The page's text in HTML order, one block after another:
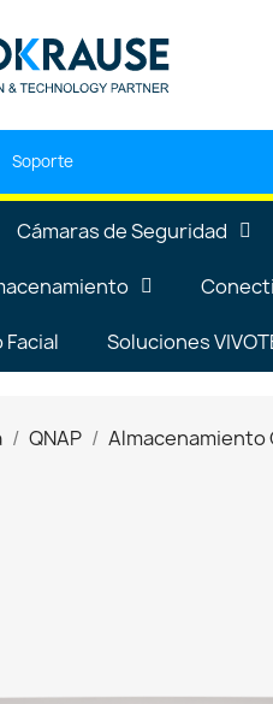
Soporte
Cámaras de Seguridad
Soluciones
QNAP Almacenamiento